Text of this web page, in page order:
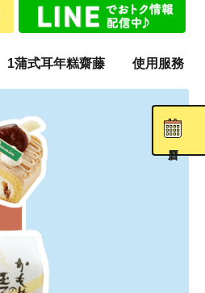
1蒲式耳年糕齋藤 使用服務